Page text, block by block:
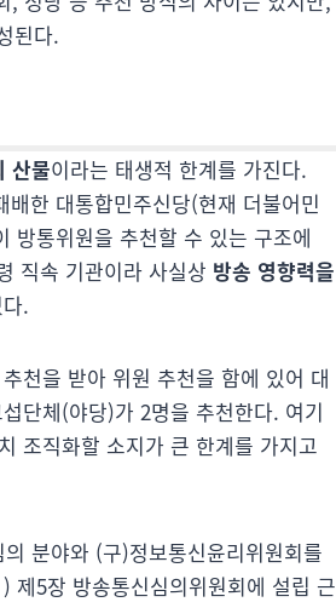
된다.
산물이라는 태생적 한계를 가진다.
한 대통합민주신당(현재 더불어민
방통위원을 추천할 수 있는 구조에
직속 기관이라 사실상 방송 영향력을
.
천을 받아 위원 추천을 함에 있어 대
단체(야당)가 2명을 추천한다. 여기
조직화할 소지가 큰 한계를 가지고
분야와 (구)정보통신윤리위원회를
제5장 방송통신심의위원회에 설립 근